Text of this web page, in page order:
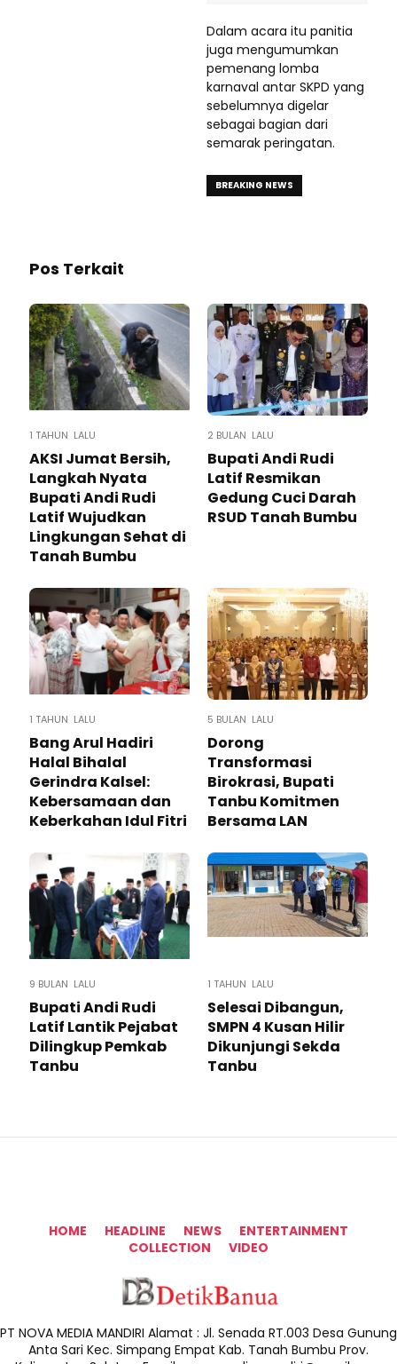
Dalam acara itu panitia
juga mengumumkan
pemenang lomba
karnaval antar SKPD yang
sebelumnya digelar
sebagai bagian dari
semarak peringatan.
BREAKING NEWS
Pos Terkait
1 TAHUN LALU
AKSI Jumat Bersih,
Langkah Nyata
Bupati Andi Rudi
Latif Wujudkan
Lingkungan Sehat di
Tanah Bumbu
2 BULAN LALU
Bupati Andi Rudi
Latif Resmikan
Gedung Cuci Darah
RSUD Tanah Bumbu
1 TAHUN LALU
Bang Arul Hadiri
Halal Bihalal
Gerindra Kalsel:
Kebersamaan dan
Keberkahan Idul Fitri
5 BULAN LALU
Dorong
Transformasi
Birokrasi, Bupati
Tanbu Komitmen
Bersama LAN
9 BULAN LALU
Bupati Andi Rudi
Latif Lantik Pejabat
Dilingkup Pemkab
Tanbu
1 TAHUN LALU
Selesai Dibangun,
SMPN 4 Kusan Hilir
Dikunjungi Sekda
Tanbu
HOME HEADLINE NEWS
ENTERTAINMENT
COLLECTION
VIDEO
PT NOVA MEDIA MANDIRI Alamat : Jl. Senada RT.003 Desa Gunung
Anta Sari Kec. Simpang Empat Kab. Tanah Bumbu Prov.